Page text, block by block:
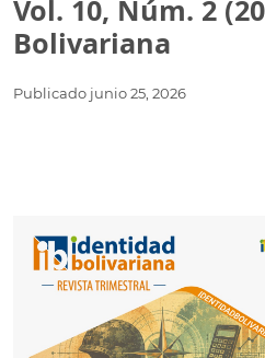
Vol. 10, Núm. 2
Bolivariana
Publicado junio 25, 2026